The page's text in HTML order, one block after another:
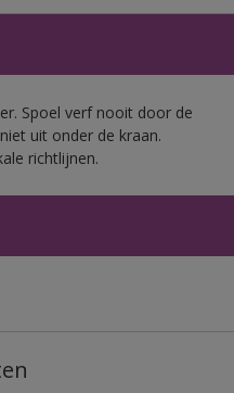
Spoel verf nooit door de
uit onder de kraan.
richtlijnen.